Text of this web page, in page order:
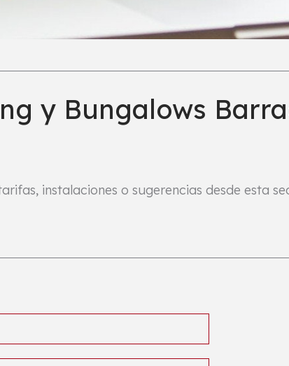
y Bungalows
instalaciones o sugerencias desde esta